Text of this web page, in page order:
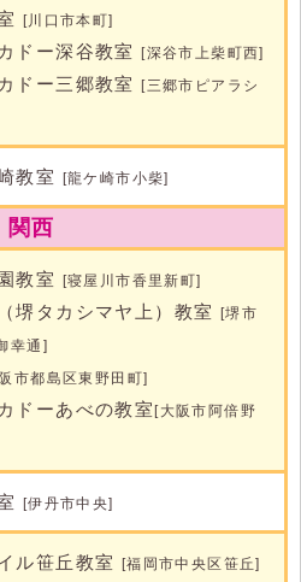
[川口市本町]
ドー深谷教室[深谷市上柴町西]
ドー三郷教室[三郷市ピアラシ
教室 [龍ケ崎市小柴]
関西
教室 [寝屋川市香里新町]
堺タカシマヤ上）教室
[堺市
幸通]
市都島区東野田町]
ドーあべの教室[大阪市阿倍野
[伊丹市中央]
ル笹丘教室 [福岡市中央区笹丘]